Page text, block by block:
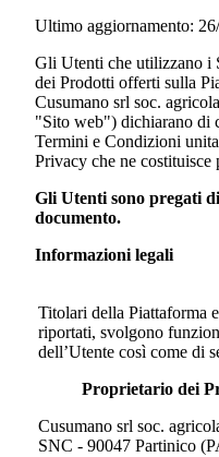
Ultimo aggiornamento:
Gli Utenti che utilizzano i
dei Prodotti offerti sulla
Cusumano srl soc. agricola
"Sito web") dichiarano di
Termini e Condizioni
Privacy che ne costituisce
Gli Utenti sono pregati
documento.
Informazioni legali
Titolari della Piattaforma
riportati, svolgono
dell’Utente così come di
Proprietario dei
Cusumano srl soc.
SNC - 90047 Partinico